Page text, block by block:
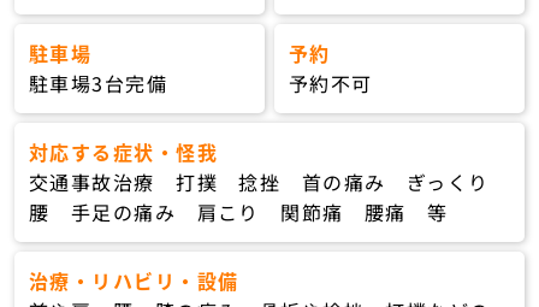
治療・リハビリ・設備
駐車場
駐車場3台完備
予約
予約不可
対応する症状・怪我
交通事故治療 打撲 捻挫 首の痛み ぎっくり
腰 手足の痛み 肩こり 関節痛 腰痛 等